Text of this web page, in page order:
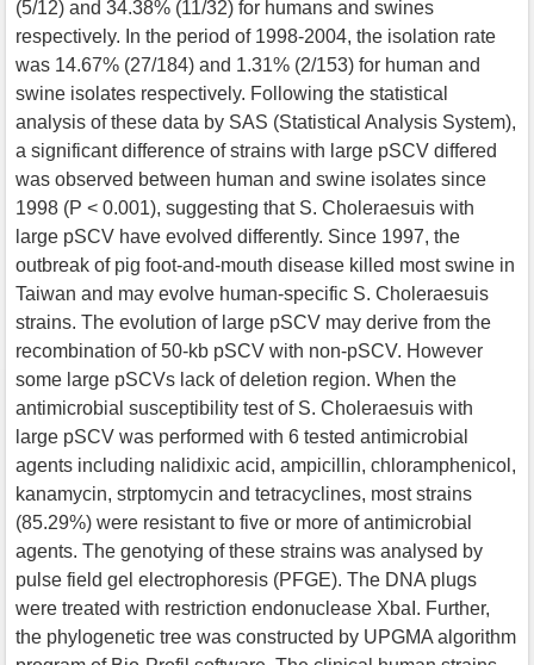
(5/12) and 34.38% (11/32) for humans and swines
respectively. In the period of 1998-2004, the isolation rate
was 14.67% (27/184) and 1.31% (2/153) for human and
swine isolates respectively. Following the statistical
analysis of these data by SAS (Statistical Analysis System),
a significant difference of strains with large pSCV differed
was observed between human and swine isolates since
1998 (P < 0.001), suggesting that S. Choleraesuis with
large pSCV have evolved differently. Since 1997, the
outbreak of pig foot-and-mouth disease killed most swine in
Taiwan and may evolve human-specific S. Choleraesuis
strains. The evolution of large pSCV may derive from the
recombination of 50-kb pSCV with non-pSCV. However
some large pSCVs lack of deletion region. When the
antimicrobial susceptibility test of S. Choleraesuis with
large pSCV was performed with 6 tested antimicrobial
agents including nalidixic acid, ampicillin, chloramphenicol,
kanamycin, strptomycin and tetracyclines, most strains
(85.29%) were resistant to five or more of antimicrobial
agents. The genotying of these strains was analysed by
pulse field gel electrophoresis (PFGE). The DNA plugs
were treated with restriction endonuclease XbaI. Further,
the phylogenetic tree was constructed by UPGMA algorithm